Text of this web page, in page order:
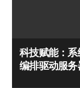
科技赋能：
编排驱动服